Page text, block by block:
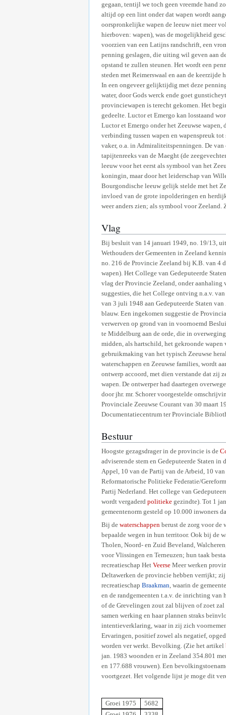
gegaan, tentijl we toch geen vreemde hand
altijd op een lint onder dat wapen wordt
oorspronkelijke wapen de leeuw niet meer
hierboven: wapen), was de mogelijkheid
voorzien van een Latijns randschrift, een
penning geslagen, die uiting wil geven aan
opstand te zullen steunen. Het wordt een
steden met Reimerswaal en aan de
In een ongeveer gelijktijdig met deze
water, door Gods werck ende goet
provinciewapen is terecht gekomen. Het
gedeelte. Luctor et Emergo kan losstaand
Luctor et Emergo onder het Zeeuwse
verbinding tussen wapen en wapenspreuk
vaker, o.a. in Admiraliteitspenningen. De
tapijtenreeks van de Maeght (de
leeuw voor het eerst als symbool van het
koningin, maar door het leiderschap van
Bourgondische leeuw gelijk stelde met het
invloed van de grote inpolderingen en
weer anders zien; als symbool voor Zeeland.
Vlag
Bij besluit van 14 januari 1949, no. 19/13,
Wethouders der Gemeenten in Zeeland
no. 216 de Provincie Zeeland bij K.B. van 4
wapen). Het College van Gedeputeerde
vlag der Provincie Zeeland, onder aanhaling
suggesties, die het College ontving n.a.v.
van 3 juli 1948 aan Gedeputeerde Staten
blauw. Een ingekomen suggestie de
verwerven op grond van in voornoemd
te Middelburg aan de orde, die in
midden, als hartschild, het gekroonde
gebruikmaking van het typisch Zeeuwse
waterschappen en Zeeuwse families, wordt
ontwerp accoord, met dien verstande dat zij
wapen. De ontwerper had daartegen
door jhr. mr. Schorer voorgestelde
Provinciale Zeeuwse Courant van 30 maart
Documentatiecentrum ter Provinciale
Bestuur
Hoogste gezagsdrager in de provincie is de
adviserende stem en Gedeputeerde Staten
Appel, 10 van de Partij van de Arbeid, 10
Reformatorische Politieke Federatie/
Partij Nederland. Het college van
wordt vergaderd politieke gezindte). Tot 1
gemeentenorm gesteld op 10.000 inwoners
Bij de waterschappen berust de zorg voor de
bepaalde wegen in hun territoor. Ook bij de
Tholen, Noord- en Zuid Beveland,
voor Vlissingen en Terneuzen; hun taak
recreatieschap Het Veerse Meer werken
Deltawerken de provincie hebben verrijkt;
recreatieschap Braakman, waarin de
en de randgemeenten t.a.v. de inrichting van
of de Grevelingen zout zal blijven of zoet zal
samen werking en haar plannen straks
intentieverklaring, waar in zij zich
Ervaringen, positief zowel als negatief,
worden ver werkt. Bevolking. (Zie het artikel
jan. 1983 woonden er in Zeeland 354.801
en 177.688 vrouwen). Een
voortgezet. Het volgende lijst je moge dit
Groei 1975
5682